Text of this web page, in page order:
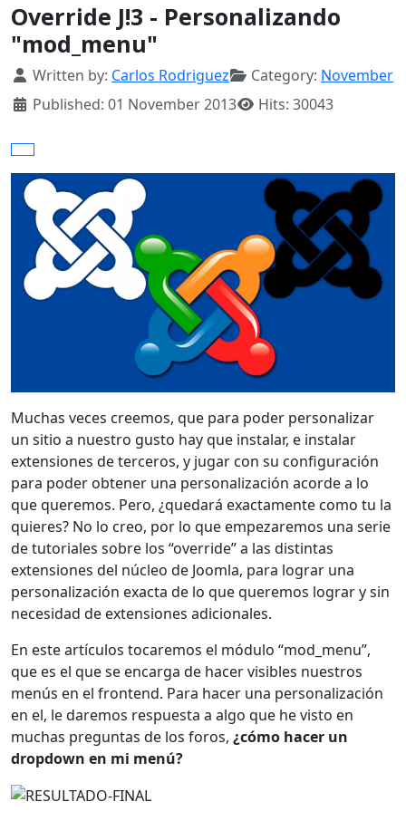
Override J!3 - Personalizando
"mod_menu"
Details
Written by: Carlos Rodriguez Category: November
Published: 01 November 2013
Hits: 30043
Muchas veces creemos, que para poder personalizar
un sitio a nuestro gusto hay que instalar, e instalar
extensiones de terceros, y jugar con su configuración
para poder obtener una personalización acorde a lo
que queremos. Pero, ¿quedará exactamente como tu la
quieres? No lo creo, por lo que empezaremos una serie
de tutoriales sobre los “override” a las distintas
extensiones del núcleo de Joomla, para lograr una
personalización exacta de lo que queremos lograr y sin
necesidad de extensiones adicionales.
En este artículos tocaremos el módulo “mod_menu”,
que es el que se encarga de hacer visibles nuestros
menús en el frontend. Para hacer una personalización
en el, le daremos respuesta a algo que he visto en
muchas preguntas de los foros, ¿cómo hacer un
dropdown en mi menú?